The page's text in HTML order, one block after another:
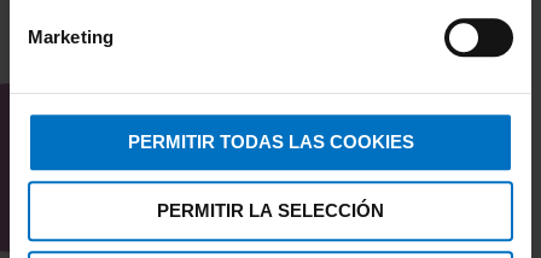
Marketing
PERMITIR TODAS LAS COOKIES
PERMITIR LA SELECCIÓN
INTERESAR